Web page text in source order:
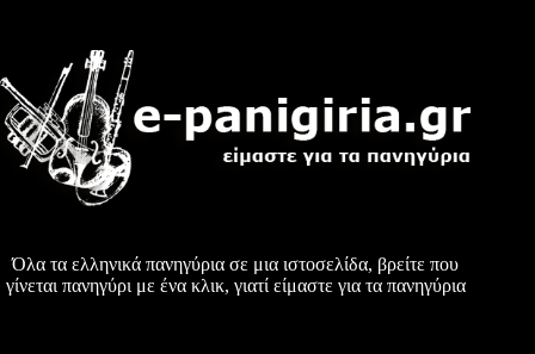
Όλα τα ελληνικά πανηγύρια σε μια ιστοσελίδα, βρείτε που
γίνεται πανηγύρι με ένα κλικ, γιατί είμαστε για τα πανηγύρια